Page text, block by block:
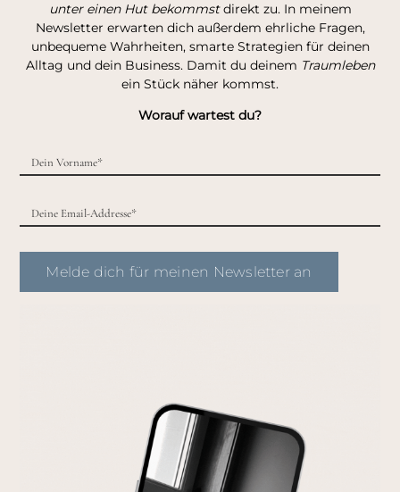
unter einen Hut bekommstdirekt zu. In meinem
Newsletter erwarten dich außerdem ehrliche Fragen,
unbequeme Wahrheiten, smarte Strategien für deinen
Alltag und dein Business. Damit du deinem Traumleben
ein Stück näher kommst.
Worauf wartest du?
Melde dich für meinen Newsletter an